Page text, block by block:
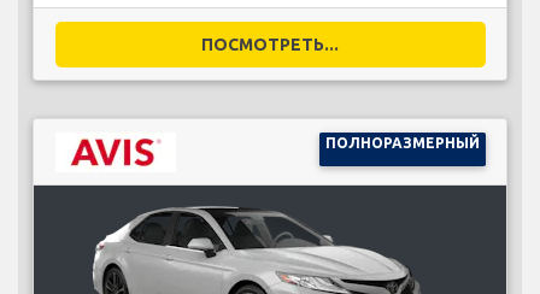
ПОСМОТРЕТЬ...
ПОЛНОРАЗМЕРНЫЙ